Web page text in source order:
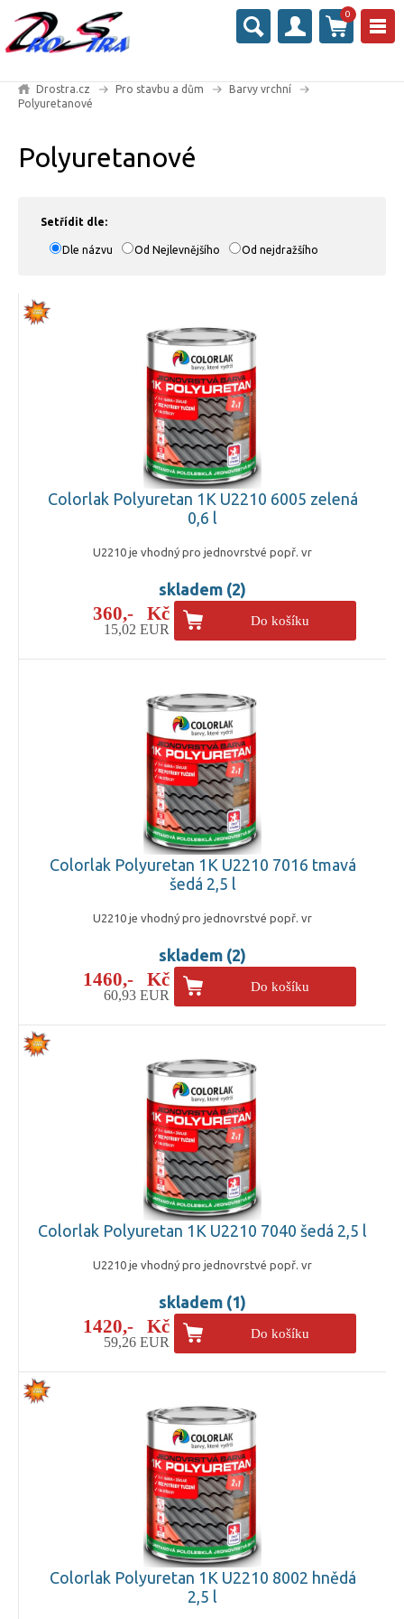
0
Drostra.cz Pro stavbu a dům
Barvy vrchní
Polyuretanové
Polyuretanové
Setřídit dle:
Dle názvu Od Nejlevnějšího Od nejdražšího
Colorlak Polyuretan 1K U2210 6005 zelená
0,6 l
U2210 je vhodný pro jednovrstvé popř. vr
skladem (2)
360,- Kč
15,02 EUR
Do košíku
Colorlak Polyuretan 1K U2210 7016 tmavá
šedá 2,5 l
U2210 je vhodný pro jednovrstvé popř. vr
skladem (2)
1460,- Kč
60,93 EUR
Do košíku
Colorlak Polyuretan 1K U2210 7040 šedá 2,5 l
U2210 je vhodný pro jednovrstvé popř. vr
skladem (1)
1420,- Kč
59,26 EUR
Do košíku
Colorlak Polyuretan 1K U2210 8002 hnědá
2,5 l